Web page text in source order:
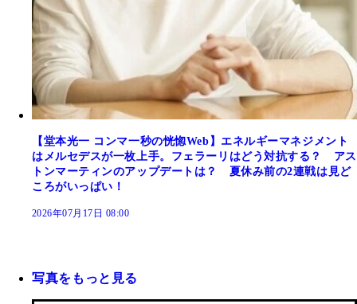
【堂本光一 コンマ一秒の恍惚Web】エネルギーマネジメント
はメルセデスが一枚上手。フェラーリはどう対抗する？ アス
トンマーティンのアップデートは？ 夏休み前の2連戦は見ど
ころがいっぱい！
2026年07月17日 08:00
写真をもっと見る